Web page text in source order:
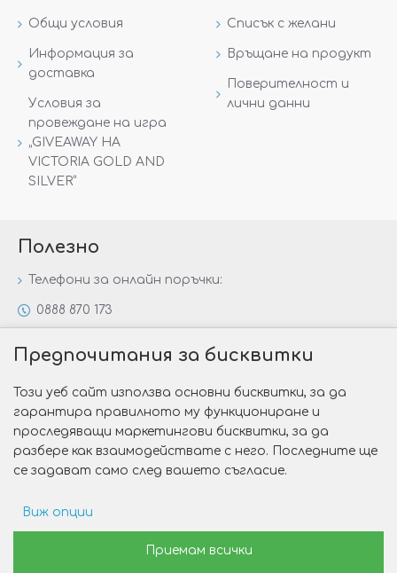
Общи условия
Информация за
доставка
Условия за
провеждане на игра
„GIVEAWAY НА
VICTORIA GOLD AND
SILVER“
Списък с желани
Връщане на продукт
Поверителност и
лични данни
Полезно
Телефони за онлайн поръчки:
0888 870 173
Специални предложения
Защо да изберете Victoria Gold&Silver?
Как да изберем годежен пръстен?
Изработка на сайт от Web R Solution®
Предпочитания за бисквитки
Този уеб сайт използва основни бисквитки, за да
гарантира правилното му функциониране и
проследяващи маркетингови бисквитки, за да
разбере как взаимодействате с него. Последните ще
се задават само след вашето съгласие.
Виж опции
Рекламни предпочитанияПриемам всички